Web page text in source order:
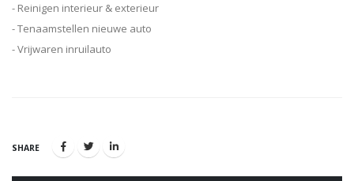
- Reinigen interieur & exterieur
- Tenaamstellen nieuwe auto
- Vrijwaren inruilauto
SHARE